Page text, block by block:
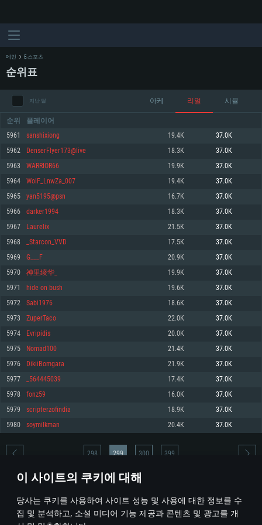
이 사이트의 쿠키에 대해
당사는 쿠키를 사용하여 사이트 성능 및 사용에 대한 정보를 수
집 및 분석하고, 소셜 미디어 기능 제공과 콘텐츠 및 광고를 개
시스템 요구사항
최소사양
운영체제: Windows 10 (64 bit)
프로세서: 2.2 GHz 듀얼코어 이상
메모리: 4GB
그래픽 카드: DirectX 11 이상을 지원하는 AMD Radeon 77XX / NVIDIA
GeForce GT 660. 최소 사양 해상도: 720p
네트워크: 브로드밴드 인터넷
여유 저장 공간: 22.1 GB (최소 클라이언트)
권장 사양
570 혹은 그 이상
여유 저장 공간: 62.2 GB (전체 클라이언트)
최소사양
운영체제: Mac OS Big Sur 11.0
프로세서: 최소 2.2 GHz의 Core i5 (Intel Xeon 은 지원하지 않습니다)
메모리: 6 GB
그래픽 카드: Metal 을 지원하는 Intel Iris Pro 5200 (Mac), 혹은 이와 비슷한 성
능을 가지는 Mac 버전의 AMD/Nvidia. 최소 해상도: 720p
네트워크: 브로드밴드 인터넷
여유 저장 공간: 22.1 GB (최소 클라이언트)
권장 사양
네트워크: 브로드밴드 인터넷
여유 저장 공간: 62.2 GB (전체 클라이언트)
최소사양
운영체제: 64bit Linux 중 최신 버전
프로세서: 2.4 GHz 듀얼코어
메모리: 4 GB
그래픽 카드: Vulkan 을 지원하고, 최신 그래픽 드라이버를 지원하는 NVIDIA
660 (6개월 미만) 혹은 그와 동급의 성능을 가지며 최신 그래픽 드라이버를 지
원하는 AMD (6개월 미만; 최소사양 지원 해상도 720p)
네트워크: 브로드밴드 인터넷
여유 저장 공간: 22.1 GB (최소 클라이언트)
권장 사양
운영체제: Ubuntu 20.04 64bit
프로세서: Intel Core i7
메모리: 16 GB
그래픽 카드: Vulkan 을 지원하고, 최신 그래픽 드라이버를 지원하는 NVIDIA
1060 (6개월 미만) 혹은 그와 동급의 성능을 가지며 최신 그래픽 드라이버를
지원하는 AMD RX 570 (6개월 미만; 최소사양 지원 해상도 720p) 이상
여유 저장 공간: 62.2 GB (전체 클라이언트)
메인 E-스포츠
순위표
지난 달 아케 리얼 시뮬
순위 플레이어
5961 sanshixiong 19.4K 37.0K
5962 DenserFlyer173@live 18.3K 37.0K
5963 WARRIOR66 19.9K 37.0K
5964 WolF_LnwZa_007 19.4K 37.0K
5965 yan5195@psn 16.7K 37.0K
5966 darker1994 18.3K 37.0K
5967 Laurelix 21.5K 37.0K
5968 _Starcon_VVD 17.5K 37.0K
5969 G___F 20.9K 37.0K
5970 神里绫华_ 19.9K 37.0K
5971 hide on bush 19.6K 37.0K
5972 Sabi1976 18.6K 37.0K
5973 ZuperTaco 22.0K 37.0K
5974 Evripidis 20.0K 37.0K
5975 Nomad100 21.4K 37.0K
5976 DikiiBomgara 21.9K 37.0K
5977 _564445039 17.4K 37.0K
5978 fonz59 16.0K 37.0K
5979 scripterzofindia 18.9K 37.0K
5980 soymilkman 20.4K 37.0K
* 순위표는 매일 1회 갱신됩니다
298 299 300 399